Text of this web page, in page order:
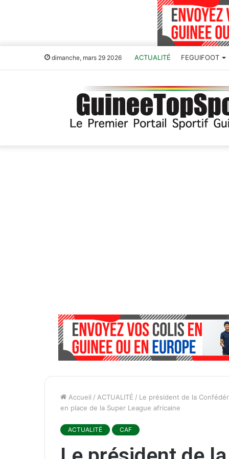
dimanche, mars 29 2026 ACTUALITÉ FEGUIFOOT
Accueil / ACTUALITÉ / Le président de la
en place de la Super League africaine
ACTUALITÉ CAF